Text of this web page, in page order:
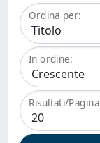
Ordina per:
In ordine:
Risultati/Pagina